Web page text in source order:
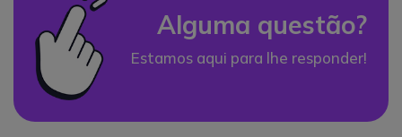
Alguma questão?
Estamos aqui para lhe responder!